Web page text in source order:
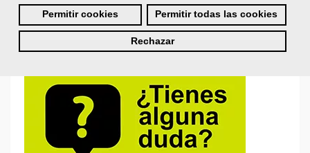
Permitir cookies Permitir todas las cookies
Rechazar
¿No recuerdas tu nombre de usuario o contraseña?